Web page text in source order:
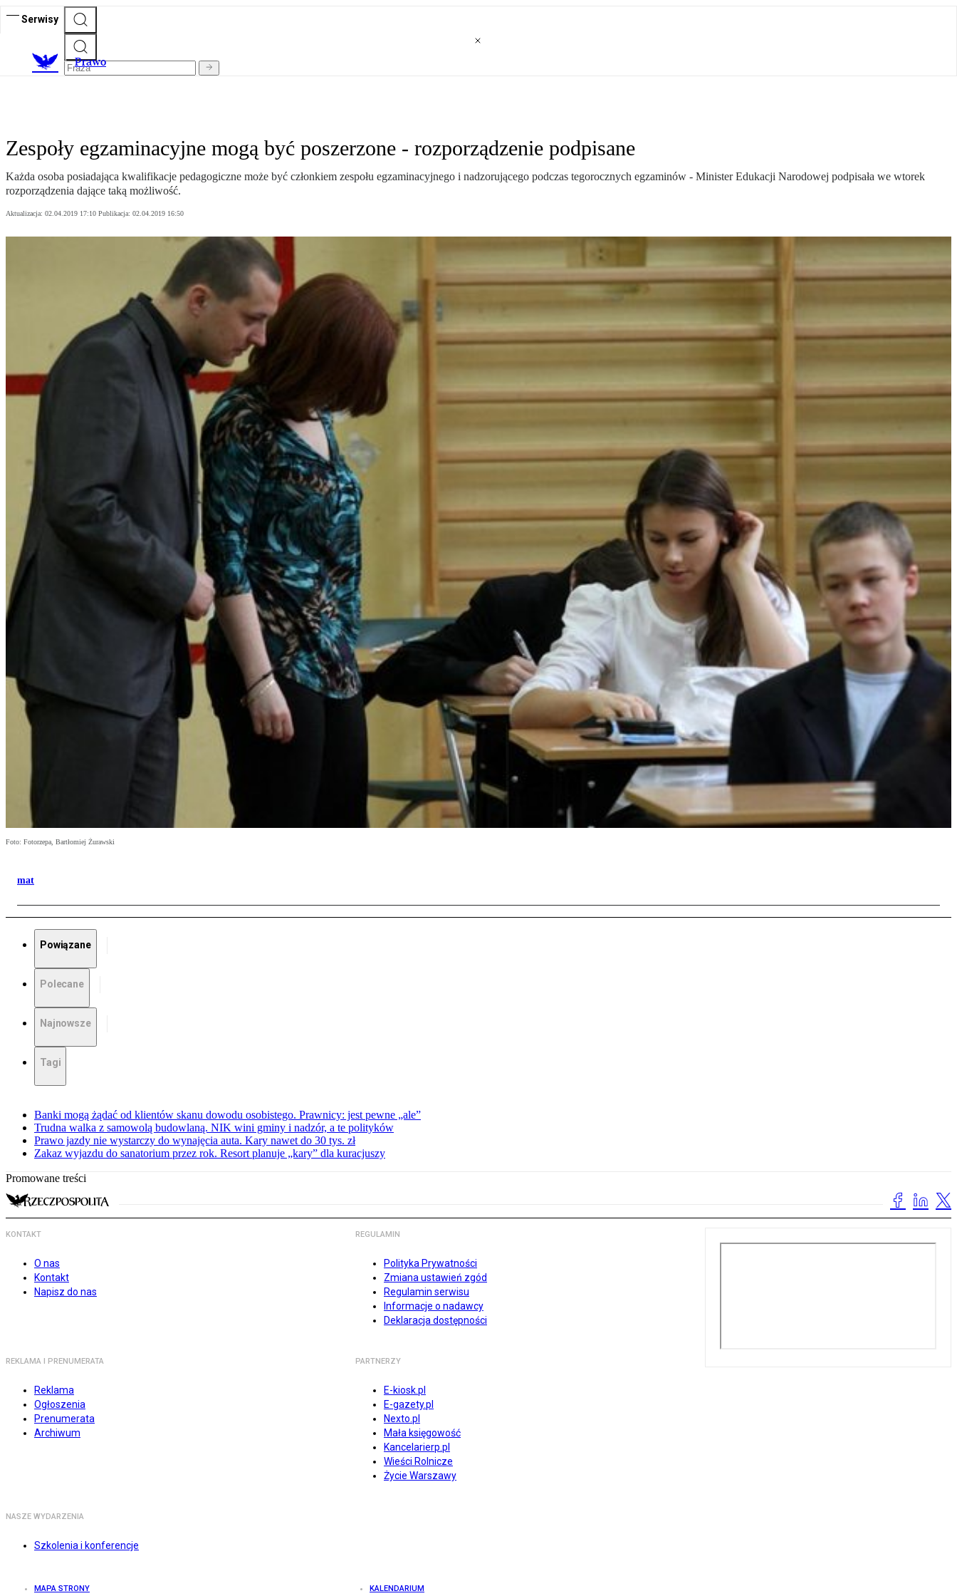
Serwisy
Prawo
Zespoły egzaminacyjne mogą być poszerzone - rozporządzenie podpisane
Każda osoba posiadająca kwalifikacje pedagogiczne może być członkiem zespołu egzaminacyjnego i nadzorującego podczas tegorocznych egzaminów - Minister Edukacji Narodowej podpisała we wtorek
rozporządzenia dające taką możliwość.
Aktualizacja: 02.04.2019 17:10 Publikacja: 02.04.2019 16:50
Foto: Fotorzepa, Bartłomiej Żurawski
mat
Powiązane
Polecane
Najnowsze
Tagi
Banki mogą żądać od klientów skanu dowodu osobistego. Prawnicy: jest pewne „ale”
Trudna walka z samowolą budowlaną. NIK wini gminy i nadzór, a te polityków
Prawo jazdy nie wystarczy do wynajęcia auta. Kary nawet do 30 tys. zł
Zakaz wyjazdu do sanatorium przez rok. Resort planuje „kary” dla kuracjuszy
Promowane treści
KONTAKT
O nas
Kontakt
Napisz do nas
REGULAMIN
Polityka Prywatności
Zmiana ustawień zgód
Regulamin serwisu
Informacje o nadawcy
Deklaracja dostępności
REKLAMA I PRENUMERATA
Reklama
Ogłoszenia
Prenumerata
Archiwum
PARTNERZY
E-kiosk.pl
E-gazety.pl
Nexto.pl
Mała księgowość
Kancelarierp.pl
Wieści Rolnicze
Życie Warszawy
NASZE WYDARZENIA
Szkolenia i konferencje
MAPA STRONY KALENDARIUM